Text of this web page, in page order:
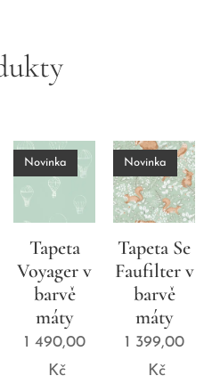
Tapeta
Voyager v
barvě
máty
Novinka
1 490,00
Kč
Tapeta Se
Faufilter v
barvě
máty
Novinka
1 399,00
Kč